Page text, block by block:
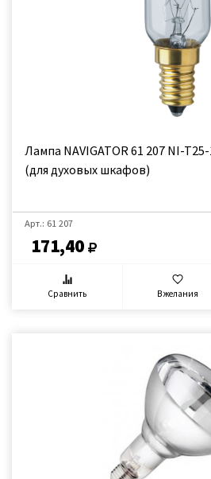
Лампа NAVIGATOR 61 207 NI-
(для духовых шкафов)
Арт.: 61 207
171,40
Сравнить В желания